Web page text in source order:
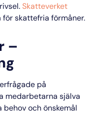
Skatteverket
skattefria förmåner.
–
på
medarbetarna själva
och önskemål